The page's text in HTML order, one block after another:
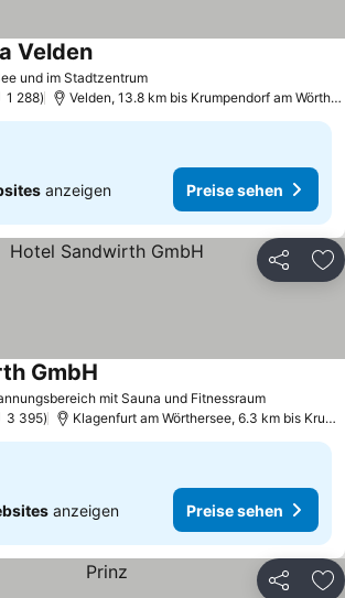
und im Stadtzentrum
Velden
1 288 Velden, 13.8 km bis Krumpendorf am Wörtherse
anzeigen Preise sehen
Teilen
mit Sauna und Fitnessraum
GmbH
3 395 Klagenfurt am Wörthersee, 6.3 km bis Krumpendorf am Wörtherse
anzeigen Preise sehen
Teilen